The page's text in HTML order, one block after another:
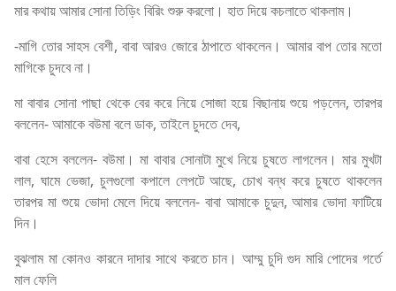
মার কথায় আমার সোনা তিড়িং বিরিং শুরু করলো। হাত দিয়ে কচলাতে থাকলাম।
-মাগি তোর সাহস বেশী, বাবা আরও জোরে ঠাপাতে থাকলেন। আমার বাপ তোর মতো
মাগিকে চুদবে না।
মা বাবার সোনা পাছা থেকে বের করে নিয়ে সোজা হয়ে বিছানায় শুয়ে পড়লেন, তারপর
বললেন- আমাকে বউমা বলে ডাক, তাইলে চুদতে দেব,
বাবা হেসে বললেন- বউমা। মা বাবার সোনাটা মুখে নিয়ে চুষতে লাগলেন। মার মুখটা
লাল, ঘামে ভেজা, চুলগুলো কপালে লেপটে আছে, চোখ বন্ধ করে চুষতে থাকলেন
তারপর মা শুয়ে ভোদা মেলে দিয়ে বললেন- বাবা আমাকে চুদুন, আমার ভোদা ফাটিয়ে
দিন।
বুঝলাম মা কোনও কারনে দাদার সাথে করতে চান। আম্মু চুদি গুদ মারি পোদের গর্তে
মাল ফেলি